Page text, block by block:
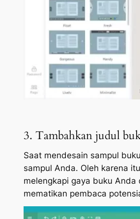
3. Tambahkan judul
Saat mendesain sampul
sampul Anda. Oleh karena
melengkapi gaya buku
mematikan pembaca